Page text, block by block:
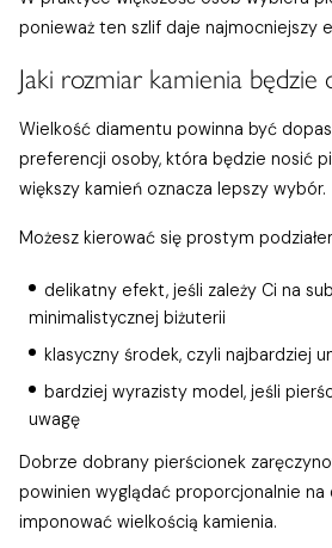
ponieważ ten szlif daje najmocniejszy
Jaki rozmiar kamienia będzie
Wielkość diamentu powinna być
preferencji osoby, która będzie nosić
większy kamień oznacza lepszy wybór.
Możesz kierować się prostym
delikatny efekt, jeśli zależy Ci na
minimalistycznej biżuterii
klasyczny środek, czyli najbardziej
bardziej wyrazisty model, jeśli
uwagę
Dobrze dobrany pierścionek
powinien wyglądać proporcjonalnie na
imponować wielkością kamienia.